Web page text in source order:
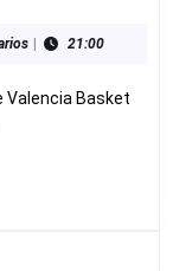
21:00
Valencia Basket